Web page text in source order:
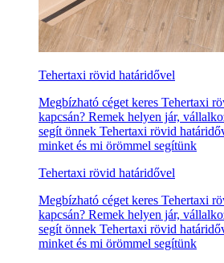
Tehertaxi rövid határidővel
Megbízható céget keres Tehertaxi
kapcsán? Remek helyen jár,
segít önnek Tehertaxi rövid
minket és mi örömmel segítünk
Tehertaxi rövid határidővel
Megbízható céget keres Tehertaxi
kapcsán? Remek helyen jár,
segít önnek Tehertaxi rövid
minket és mi örömmel segítünk